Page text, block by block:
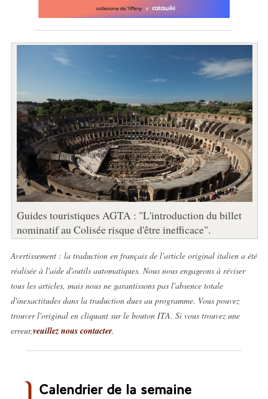
Guides touristiques AGTA : "L'introduction du billet
nominatif au Colisée risque d'être inefficace".
Avertissement : la traduction en français de l'article original italien a été
réalisée à l'aide d'outils automatiques. Nous nous engageons à réviser
tous les articles, mais nous ne garantissons pas l'absence totale
d'inexactitudes dans la traduction dues au programme. Vous pouvez
trouver l'original en cliquant sur le bouton ITA. Si vous trouvez une
erreur,veuillez nous contacter.
Calendrier de la semaine